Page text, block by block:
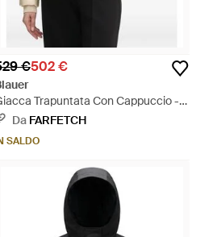
€502 €
Trapuntata Con Cappuccio -
Da FARFETCH
SALDO